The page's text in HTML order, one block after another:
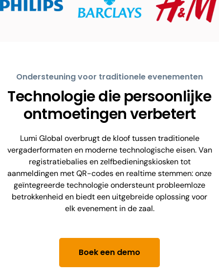
Ondersteuning voor traditionele evenementen
Technologie die persoonlijke
ontmoetingen verbetert
Lumi Global overbrugt de kloof tussen traditionele
vergaderformaten en moderne technologische eisen. Van
registratiebalies en zelfbedieningskiosken tot
aanmeldingen met QR-codes en realtime stemmen: onze
geïntegreerde technologie ondersteunt probleemloze
betrokkenheid en biedt een uitgebreide oplossing voor
elk evenement in de zaal.
Boek een demo